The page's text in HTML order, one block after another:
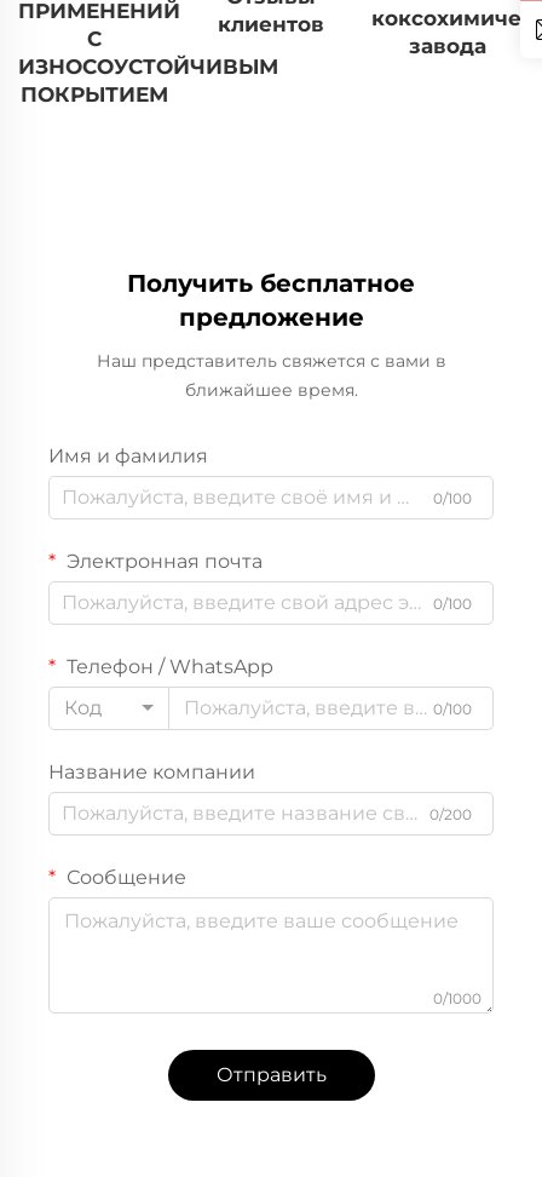
ПРИМЕНЕНИЙ
С
ИЗНОСОУСТОЙЧИВЫМ
ПОКРЫТИЕМ
клиентов
завода
Получить бесплатное
предложение
Наш представитель свяжется с вами в
ближайшее время.
Имя и фамилия
0/100
Электронная почта
0/100
Телефон / WhatsApp
Код
0/100
Название компании
0/200
Сообщение
0/1000
Отправить